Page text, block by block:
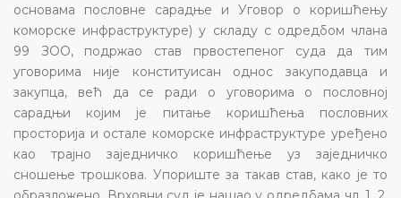
основама пословне сарадње и Уговор о коришћењу
коморске инфраструктуре) у складу с одредбом члана
99 ЗОО, подржао став првостепеног суда да тим
уговорима није конституисан однос закуподавца и
закупца, већ да се ради о уговорима о пословној
сарадњи којим је питање коришћења пословних
просторија и остале коморске инфраструктуре уређено
као трајно заједничко коришћење уз заједничко
сношење трошкова. Упориште за такав став, како је то